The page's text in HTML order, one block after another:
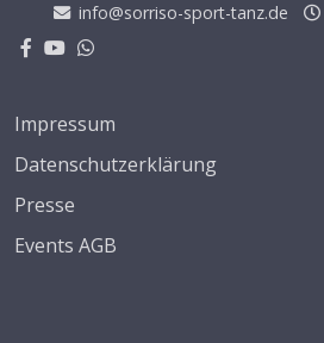
info@sorriso-sport-tanz.de
Impressum
Datenschutzerklärung
Presse
Events AGB